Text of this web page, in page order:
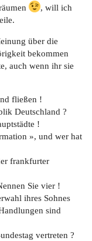
, will ich
über die
bekommen
auch wenn ihr sie
fließen !
Deutschland ?
!
», und wer hat
frankfurter
Sie vier !
ihres Sohnes
sind
vertreten ?